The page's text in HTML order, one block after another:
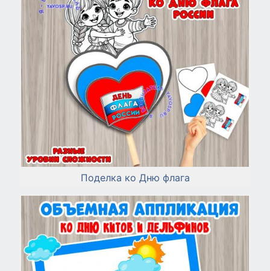
Поделка ко Дню флага